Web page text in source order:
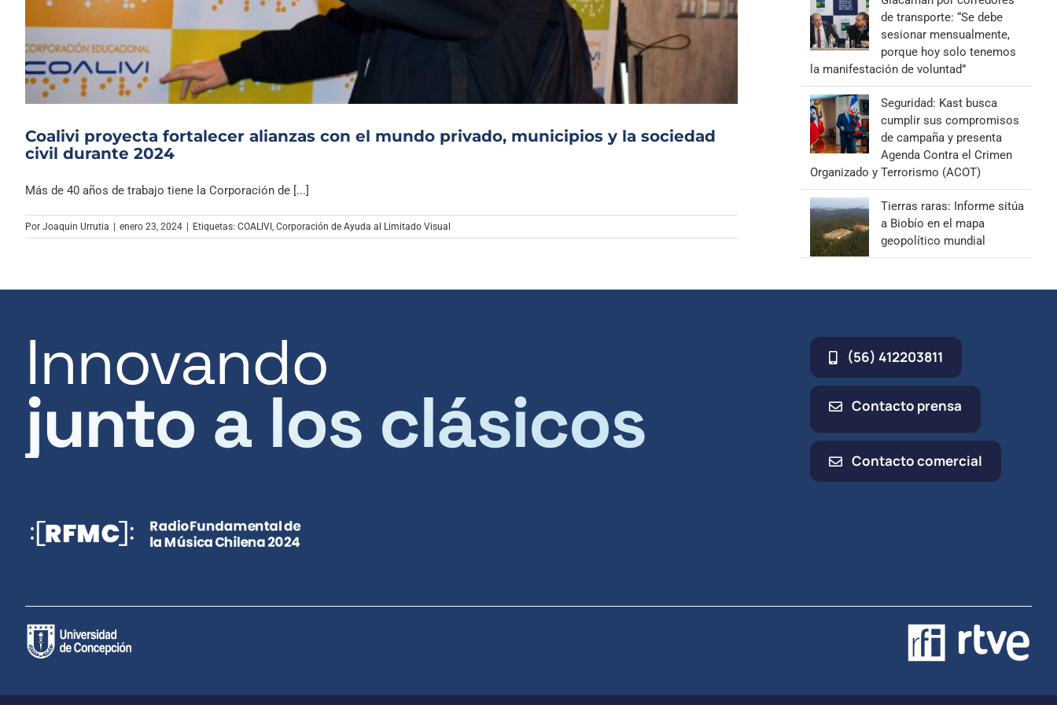
Archivo Sonoro
Coalivi proyecta fortalecer alianzas con el mundo privado, municipios y la sociedad
civil durante 2024
Más de 40 años de trabajo tiene la Corporación de [...]
Por Joaquin Urrutia enero 23, 2024 Etiquetas: COALIVI , Corporación de Ayuda al Limitado Visual
de transporte: “Se debe
sesionar mensualmente,
porque hoy solo tenemos
la manifestación de voluntad”
Seguridad: Kast busca
cumplir sus compromisos
de campaña y presenta
Agenda Contra el Crimen
Organizado y Terrorismo (ACOT)
Tierras raras: Informe sitúa
a Biobío en el mapa
geopolítico mundial
Innovando
junto a los clásicos
(56) 412203811
Contacto prensa
Contacto comercial